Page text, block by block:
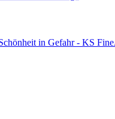
in Gefahr - KS